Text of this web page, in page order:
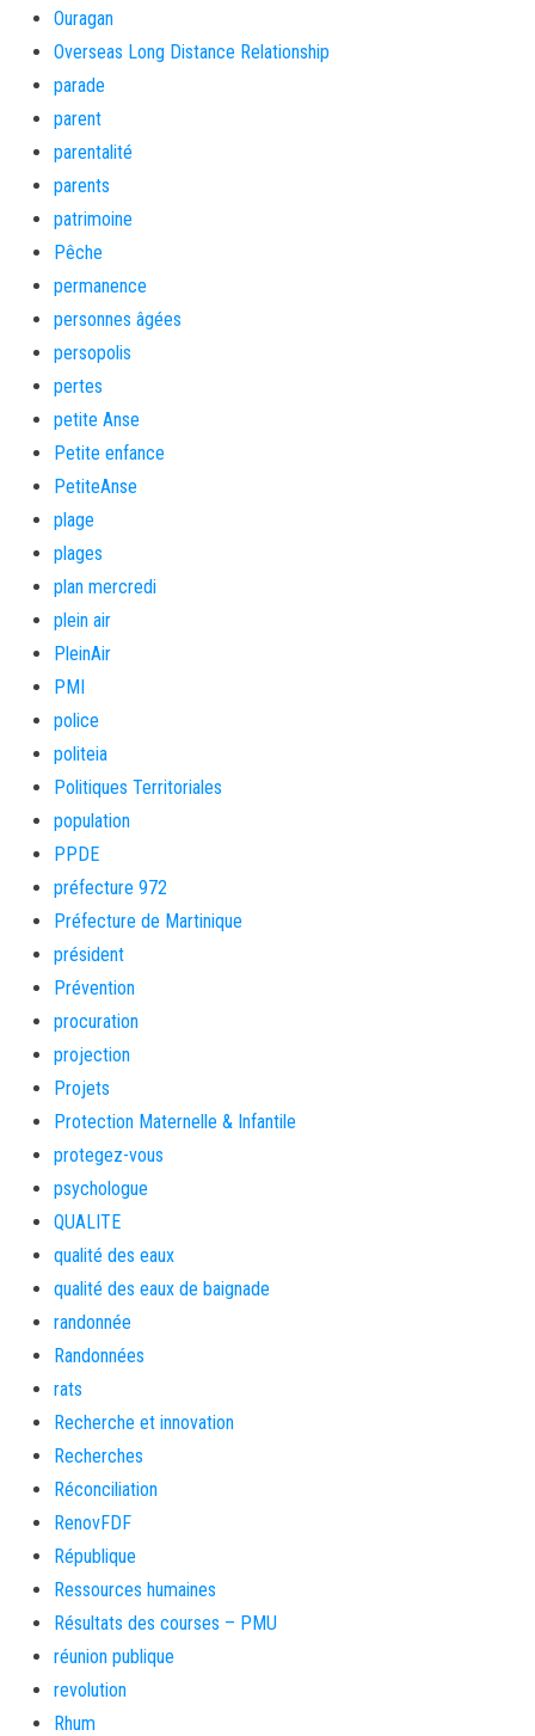
Ouragan
Overseas Long Distance Relationship
parade
parent
parentalité
parents
patrimoine
Pêche
permanence
personnes âgées
persopolis
pertes
petite Anse
Petite enfance
PetiteAnse
plage
plages
plan mercredi
plein air
PleinAir
PMI
police
politeia
Politiques Territoriales
population
PPDE
préfecture 972
Préfecture de Martinique
président
Prévention
procuration
projection
Projets
Protection Maternelle & Infantile
protegez-vous
psychologue
QUALITE
qualité des eaux
qualité des eaux de baignade
randonnée
Randonnées
rats
Recherche et innovation
Recherches
Réconciliation
RenovFDF
République
Ressources humaines
Résultats des courses – PMU
réunion publique
revolution
Rhum